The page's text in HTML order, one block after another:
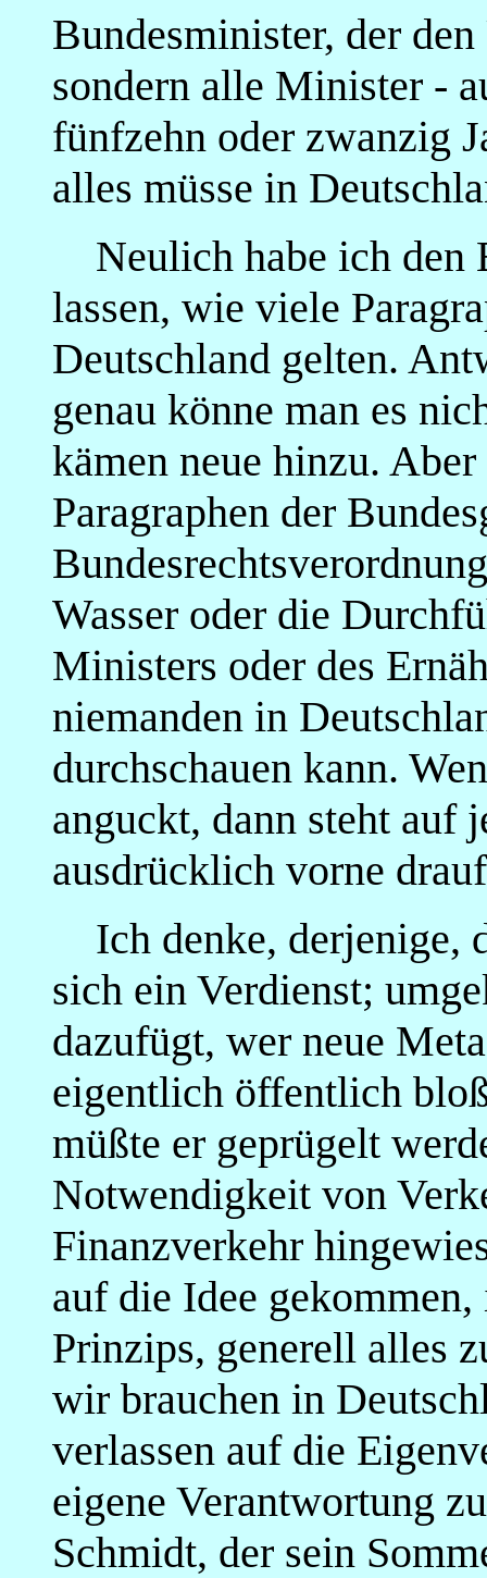
Bundesminister, der
sondern alle Minister -
fünfzehn oder zwanzig
alles müsse in
Neulich habe ich den
lassen, wie viele
Deutschland gelten.
genau könne man es
kämen neue hinzu.
Paragraphen der
Wasser oder die
Ministers oder des
niemanden in
durchschauen kann.
anguckt, dann steht auf
ausdrücklich vorne
Ich denke, derjenige,
sich ein Verdienst;
dazufügt, wer neue
eigentlich öffentlich
müßte er geprügelt
Notwendigkeit von
Finanzverkehr
auf die Idee
Prinzips, generell alles
wir brauchen in
verlassen auf die
eigene Verantwortung
Schmidt, der sein